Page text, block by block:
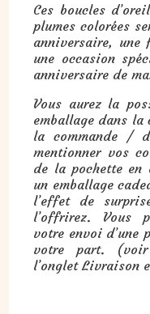
Ces boucles
plumes colorées
anniversaire, une
une occasion
anniversaire de
Vous aurez la
emballage dans la
la commande /
mentionner vos
de la pochette en
un emballage
l’effet de
l’offrirez. Vous
votre envoi d’une
votre part.
l’onglet Livraison